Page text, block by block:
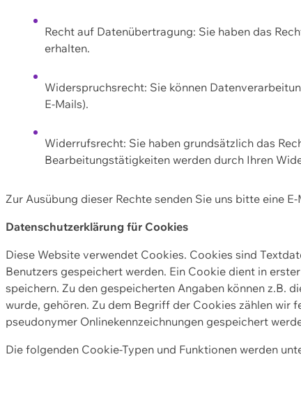
Recht auf Datenübertragung: Sie haben das
erhalten.
Widerspruchsrecht: Sie können
E-Mails).
Widerrufsrecht: Sie haben grundsätzlich das
Bearbeitungstätigkeiten werden durch Ihren
Zur Ausübung dieser Rechte senden Sie uns bitte eine
Datenschutzerklärung für Cookies
Diese Website verwendet Cookies. Cookies sind
Benutzers gespeichert werden. Ein Cookie dient in
speichern. Zu den gespeicherten Angaben können z.B.
wurde, gehören. Zu dem Begriff der Cookies zählen wir
pseudonymer Onlinekennzeichnungen gespeichert
Die folgenden Cookie-Typen und Funktionen werden